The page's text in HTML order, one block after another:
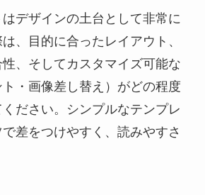
デザインの土台として非常に
、目的に合ったレイアウト、
、そしてカスタマイズ可能な
・画像差し替え）がどの程度
ださい。シンプルなテンプレ
差をつけやすく、読みやすさ